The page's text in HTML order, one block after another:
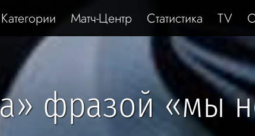
Категории Матч-Центр Статистика TV
фразой «мы